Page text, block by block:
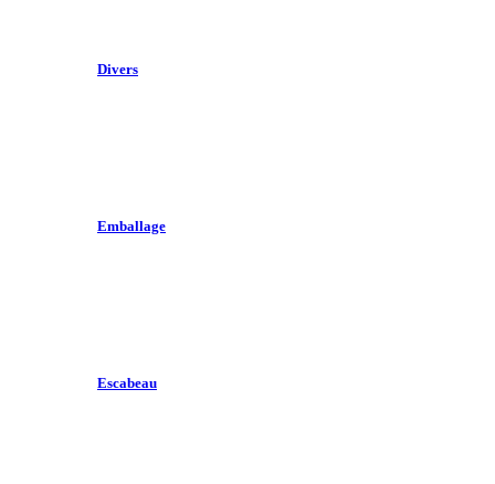
Divers
Emballage
Escabeau